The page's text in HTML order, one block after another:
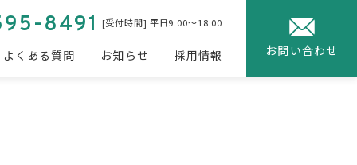
8491 [受付時間] 平日9:00〜18:00
よくある質問 お知らせ 採用情報 お問い合わせ